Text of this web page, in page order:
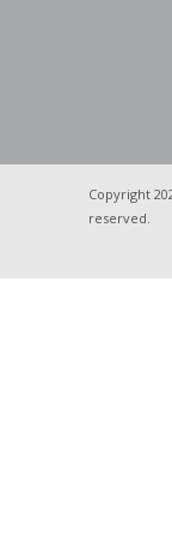
Copyright
reserved.